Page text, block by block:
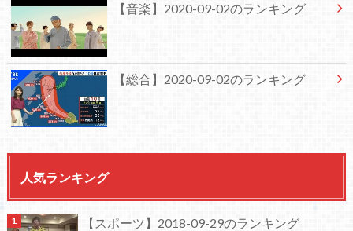
【音楽】2020-09-02のランキング
【総合】2020-09-02のランキング
人気ランキング
【スポーツ】2018-09-29のランキング